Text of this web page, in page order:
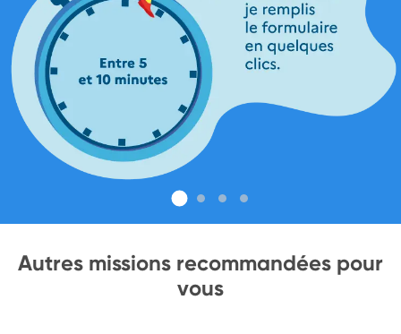
Autres missions recommandées pour
vous